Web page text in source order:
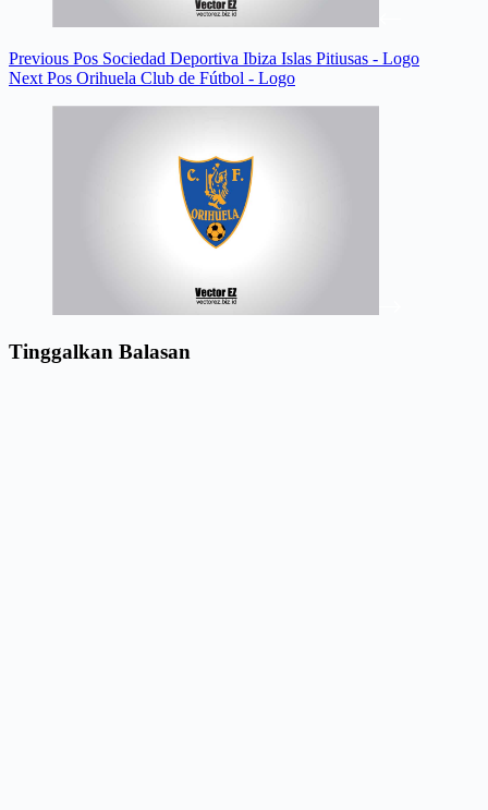
Previous Pos Sociedad Deportiva Ibiza Islas Pitiusas - Logo
Next Pos Orihuela Club de Fútbol - Logo
Tinggalkan Balasan